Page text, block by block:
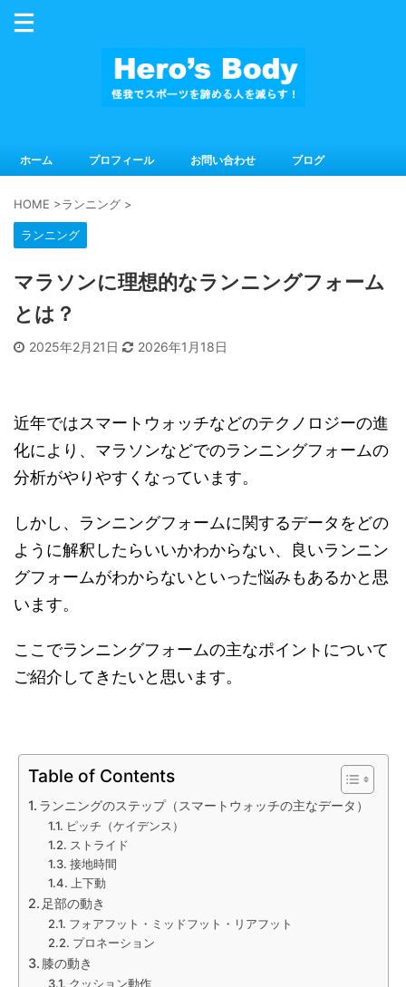
ホーム プロフィール お問い合わせ ブログ
HOME >ランニング >
ランニング
マラソンに理想的なランニングフォーム
とは？
2025年2月21日 2026年1月18日
近年ではスマートウォッチなどのテクノロジーの進
化により、マラソンなどでのランニングフォームの
分析がやりやすくなっています。
しかし、ランニングフォームに関するデータをどの
ように解釈したらいいかわからない、良いランニン
グフォームがわからないといった悩みもあるかと思
います。
ここでランニングフォームの主なポイントについて
ご紹介してきたいと思います。
Table of Contents
ランニングのステップ（スマートウォッチの主なデータ）
ピッチ（ケイデンス）
ストライド
接地時間
上下動
足部の動き
フォアフット・ミッドフット・リアフット
プロネーション
膝の動き
クッション動作